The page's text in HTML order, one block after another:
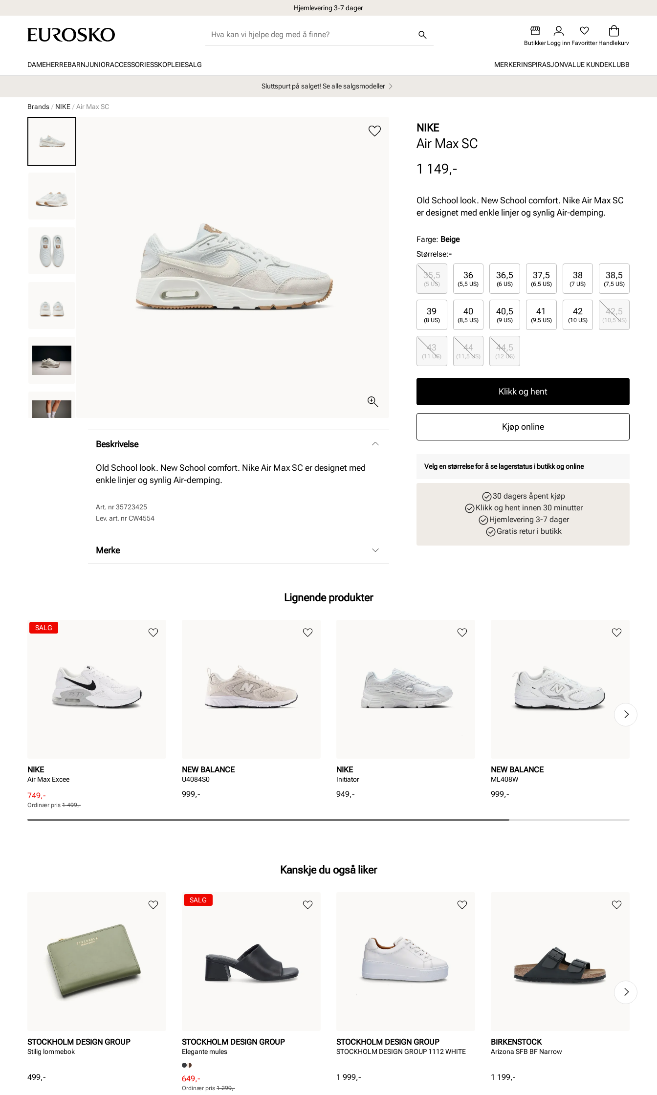
Hjemlevering 3-7 dager
Butikker Logg inn Favoritter Handlekurv
DAMEHERREBARNJUNIORACCESSORIESSKOPLEIESALG MERKERINSPIRASJONVALUE KUNDEKLUBB
Sluttspurt på salget! Se alle salgsmodeller
Brands NIKE Air Max SC
Beskrivelse
Old School look. New School comfort. Nike Air Max SC er designet med
enkle linjer og synlig Air-demping.
Art. nr35723425
Lev. art. nrCW4554
Merke
NIKE
Air Max SC
Pris
1 149,-
Old School look. New School comfort. Nike Air Max SC
er designet med enkle linjer og synlig Air-demping.
Farge: Beige
Størrelse:-
35,5
(5 US)
36
(5,5 US)
36,5
(6 US)
37,5
(6,5 US)
38
(7 US)
38,5
(7,5 US)
39
(8 US)
40
(8,5 US)
40,5
(9 US)
41
(9,5 US)
42
(10 US)
42,5
(10,5 US)
43
(11 US)
44
(11,5 US)
44,5
(12 US)
Klikk og hent
Kjøp online
Velg en størrelse for å se lagerstatus i butikk og online
30 dagers åpent kjøp
Klikk og hent innen 30 minutter
Hjemlevering 3-7 dager
Gratis retur i butikk
Lignende produkter
NIKE
Air Max Excee
Rabattert
pris
Pris
749,-
Ordinær
pris
Pris
Ordinær pris 1 499,-
SALG
NEW BALANCE
U4084S0
Pris
999,-
NIKE
Initiator
Pris
949,-
NEW BALANCE
ML408W
Pris
999,-
Kanskje du også liker
STOCKHOLM DESIGN GROUP
Stilig lommebok
Pris
499,-
STOCKHOLM DESIGN GROUP
Elegante mules
Rabattert
pris
649,-
Ordinær
pris
Ordinær pris 1 299,-
SALG
STOCKHOLM DESIGN GROUP
STOCKHOLM DESIGN GROUP 1112 WHITE
Pris
1 999,-
BIRKENSTOCK
Arizona SFB BF Narrow
Pris
1 199,-